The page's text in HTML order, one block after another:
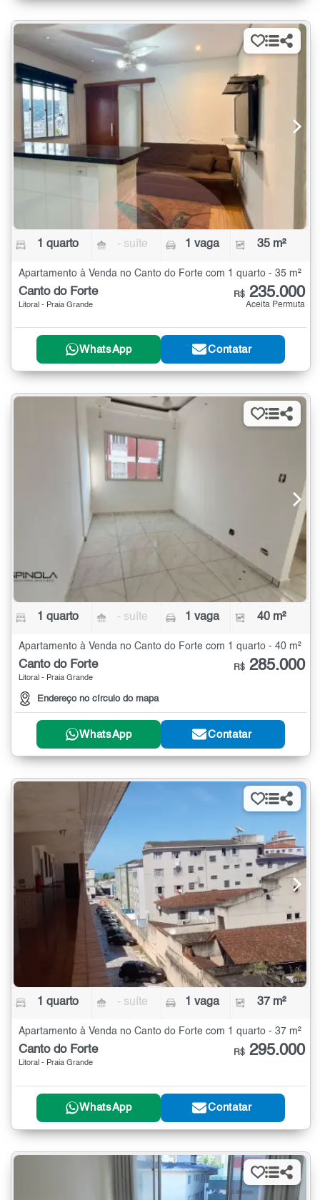
1 quarto - suíte 1 vaga 35 m²
Apartamento à Venda no Canto do Forte com 1 quarto - 35 m²
Canto do Forte
Litoral - Praia Grande
R$ 235.000
Aceita Permuta
WhatsApp Contatar
1 quarto - suíte 1 vaga 40 m²
Apartamento à Venda no Canto do Forte com 1 quarto - 40 m²
Canto do Forte
Litoral - Praia Grande
Endereço no círculo do mapa
R$ 285.000
WhatsApp Contatar
1 quarto - suíte 1 vaga 37 m²
Apartamento à Venda no Canto do Forte com 1 quarto - 37 m²
Canto do Forte
Litoral - Praia Grande
R$ 295.000
WhatsApp Contatar